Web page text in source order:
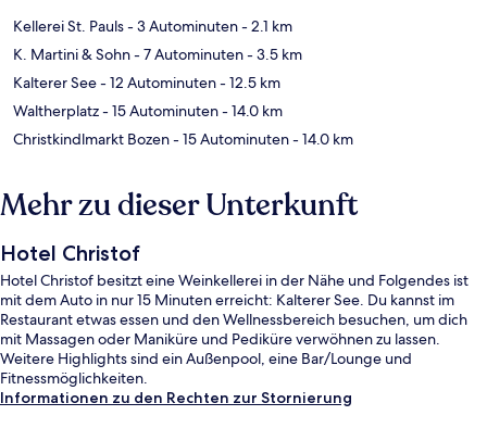
Kellerei St. Pauls- 3 Autominuten- 2.1 km
K. Martini & Sohn- 7 Autominuten- 3.5 km
Kalterer See- 12 Autominuten- 12.5 km
Waltherplatz- 15 Autominuten- 14.0 km
Christkindlmarkt Bozen- 15 Autominuten- 14.0 km
Mehr zu dieser Unterkunft
Hotel Christof
Hotel Christof besitzt eine Weinkellerei in der Nähe und Folgendes ist
mit dem Auto in nur 15 Minuten erreicht: Kalterer See. Du kannst im
Restaurant etwas essen und den Wellnessbereich besuchen, um dich
mit Massagen oder Maniküre und Pediküre verwöhnen zu lassen.
Weitere Highlights sind ein Außenpool, eine Bar/Lounge und
Fitnessmöglichkeiten.
Informationen zu den Rechten zur Stornierung